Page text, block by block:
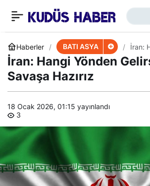
Haberler BATI ASYA
İran:
İran: Hangi Yönden
Savaşa Hazırız
18 Ocak 2026, 01:15 yayınlandı
3
Faslı Belediye Başkanı
Normalleşmeye Tepkili
+